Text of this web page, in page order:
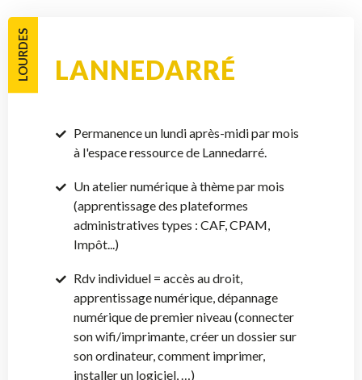
LOURDES LANNEDARRÉ
Permanence un lundi après-midi par mois
à l'espace ressource de Lannedarré.
Un atelier numérique à thème par mois
(apprentissage des plateformes
administratives types : CAF, CPAM,
Impôt...)
Rdv individuel = accès au droit,
apprentissage numérique, dépannage
numérique de premier niveau (connecter
son wifi/imprimante, créer un dossier sur
son ordinateur, comment imprimer,
installer un logiciel, …)